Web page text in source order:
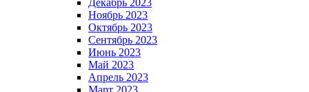
Декабрь 2023
Ноябрь 2023
Октябрь 2023
Сентябрь 2023
Июнь 2023
Май 2023
Апрель 2023
Март 2023